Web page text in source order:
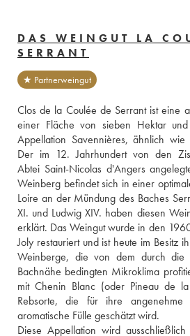
DAS WEINGUT LA
SERRANT
★ Partnerweingut
Clos de la Coulée de Serrant ist eine
einer Fläche von sieben Hektar
Appellation Savennières, ähnlich
Der im 12. Jahrhundert von den
Abtei Saint-Nicolas d'Angers
Weinberg befindet sich in einer
Loire an der Mündung des Baches
XI. und Ludwig XIV. haben diesen
erklärt. Das Weingut wurde in den
Joly restauriert und ist heute im Besitz
Weinberge, die von dem durch die
Bachnähe bedingten Mikroklima
mit Chenin Blanc (oder Pineau de
Rebsorte, die für ihre angenehme
aromatische Fülle geschätzt wird.
Diese Appellation wird